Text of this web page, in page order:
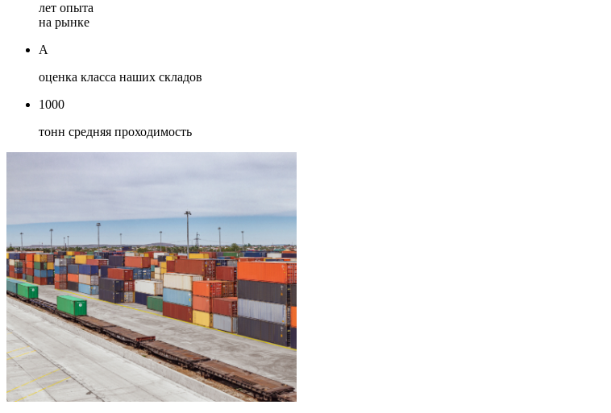
лет опыта
на рынке
А
оценка класса наших складов
1000
тонн средняя проходимость